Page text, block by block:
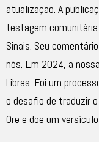
atualização. A
testagem comunitária
Sinais. Seu
nós. Em 2024, a
Libras. Foi um
o desafio de traduzir
Ore e doe um